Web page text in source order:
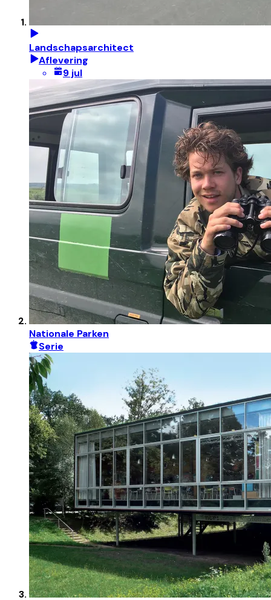
Landschapsarchitect
Aflevering
9 jul
Nationale Parken
Serie